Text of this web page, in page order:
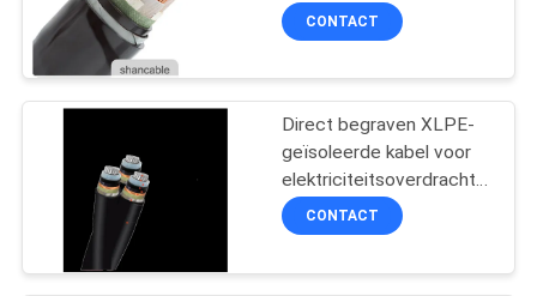
BLOG
EEN
OFFERTE
AAN
elektrische kabel
draad
140
kabel voor zware
toepassingen
CONTACT
Direct begraven XLPE-
geïsoleerde kabel voor
elektriciteitsoverdracht
en -distributie
CONTACT